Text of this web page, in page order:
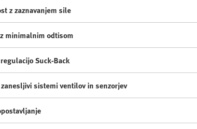
z zaznavanjem sile
minimalnim odtisom
Suck-Back
sistemi ventilov in senzorjev